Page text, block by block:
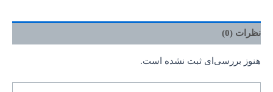
نظرات (0)
هنوز بررسی‌ای ثبت نشده است.